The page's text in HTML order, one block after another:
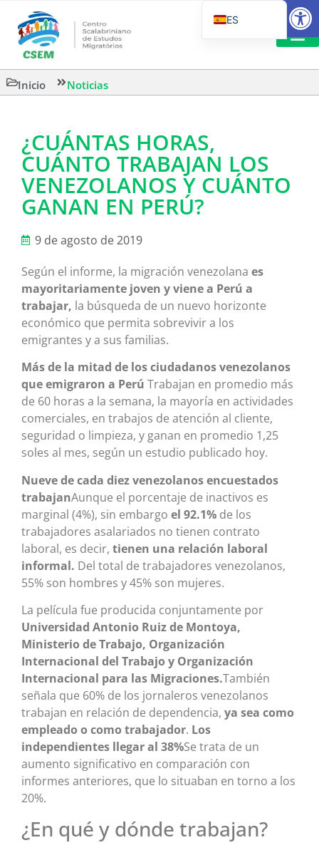
Inicio Noticias
¿CUÁNTAS HORAS,
CUÁNTO TRABAJAN LOS
VENEZOLANOS Y CUÁNTO
GANAN EN PERÚ?
9 de agosto de 2019
Según el informe, la migración venezolana es
mayoritariamente joven y viene a Perú a
trabajar, la búsqueda de un nuevo horizonte
económico que permita sobrevivir a los
emigrantes y a sus familias.
Más de la mitad de los ciudadanos venezolanos
que emigraron a Perú Trabajan en promedio más
de 60 horas a la semana, la mayoría en actividades
comerciales, en trabajos de atención al cliente,
seguridad o limpieza, y ganan en promedio 1,25
soles al mes, según un estudio publicado hoy.
Nueve de cada diez venezolanos encuestados
trabajanAunque el porcentaje de inactivos es
marginal (4%), sin embargo el 92.1% de los
trabajadores asalariados no tienen contrato
laboral, es decir, tienen una relación laboral
informal. Del total de trabajadores venezolanos,
55% son hombres y 45% son mujeres.
La película fue producida conjuntamente por
Universidad Antonio Ruiz de Montoya,
Ministerio de Trabajo, Organización
Internacional del Trabajo y Organización
Internacional para las Migraciones.También
señala que 60% de los jornaleros venezolanos
trabajan en relación de dependencia, ya sea como
empleado o como trabajador. Los
independientes llegar al 38%Se trata de un
aumento significativo en comparación con
informes anteriores, que lo situaban en torno a los
20%.
¿En qué y dónde trabajan?
ES
EN